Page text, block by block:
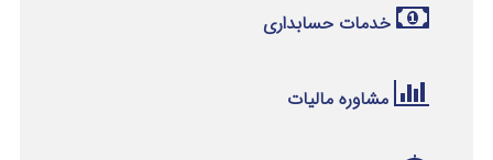
خدمات حسابداری
مشاوره مالیات